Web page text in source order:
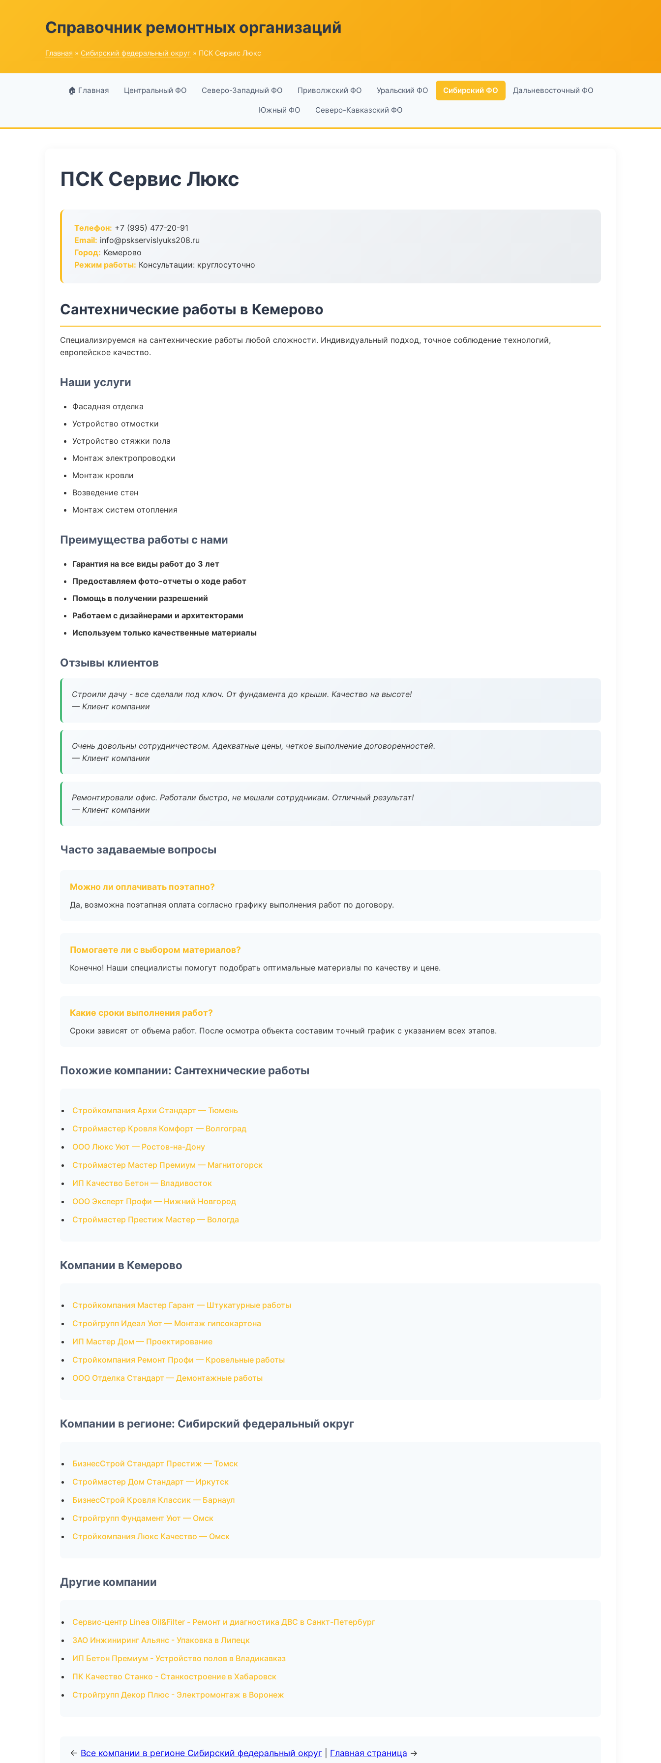
Справочник ремонтных организаций
Главная » Сибирский федеральный округ » ПСК Сервис Люкс
🏠 Главная Центральный ФО Северо-Западный ФО Приволжский ФО Уральский ФО Сибирский ФО Дальневосточный ФО
Южный ФО Северо-Кавказский ФО
ПСК Сервис Люкс
Телефон: +7 (995) 477-20-91
Email: info@pskservislyuks208.ru
Город: Кемерово
Режим работы: Консультации: круглосуточно
Сантехнические работы в Кемерово
Специализируемся на сантехнические работы любой сложности. Индивидуальный подход, точное соблюдение технологий,
европейское качество.
Наши услуги
Фасадная отделка
Устройство отмостки
Устройство стяжки пола
Монтаж электропроводки
Монтаж кровли
Возведение стен
Монтаж систем отопления
Преимущества работы с нами
Гарантия на все виды работ до 3 лет
Предоставляем фото-отчеты о ходе работ
Помощь в получении разрешений
Работаем с дизайнерами и архитекторами
Используем только качественные материалы
Отзывы клиентов
Строили дачу - все сделали под ключ. От фундамента до крыши. Качество на высоте!
— Клиент компании
Очень довольны сотрудничеством. Адекватные цены, четкое выполнение договоренностей.
— Клиент компании
Ремонтировали офис. Работали быстро, не мешали сотрудникам. Отличный результат!
— Клиент компании
Часто задаваемые вопросы
Можно ли оплачивать поэтапно?
Да, возможна поэтапная оплата согласно графику выполнения работ по договору.
Помогаете ли с выбором материалов?
Конечно! Наши специалисты помогут подобрать оптимальные материалы по качеству и цене.
Какие сроки выполнения работ?
Сроки зависят от объема работ. После осмотра объекта составим точный график с указанием всех этапов.
Похожие компании: Сантехнические работы
Стройкомпания Архи Стандарт — Тюмень
Строймастер Кровля Комфорт — Волгоград
ООО Люкс Уют — Ростов-на-Дону
Строймастер Мастер Премиум — Магнитогорск
ИП Качество Бетон — Владивосток
ООО Эксперт Профи — Нижний Новгород
Строймастер Престиж Мастер — Вологда
Компании в Кемерово
Стройкомпания Мастер Гарант — Штукатурные работы
Стройгрупп Идеал Уют — Монтаж гипсокартона
ИП Мастер Дом — Проектирование
Стройкомпания Ремонт Профи — Кровельные работы
ООО Отделка Стандарт — Демонтажные работы
Компании в регионе: Сибирский федеральный округ
БизнесСтрой Стандарт Престиж — Томск
Строймастер Дом Стандарт — Иркутск
БизнесСтрой Кровля Классик — Барнаул
Стройгрупп Фундамент Уют — Омск
Стройкомпания Люкс Качество — Омск
Другие компании
Сервис-центр Linea Oil&Filter - Ремонт и диагностика ДВС в Санкт-Петербург
ЗАО Инжиниринг Альянс - Упаковка в Липецк
ИП Бетон Премиум - Устройство полов в Владикавказ
ПК Качество Станко - Станкостроение в Хабаровск
Стройгрупп Декор Плюс - Электромонтаж в Воронеж
← Все компании в регионе Сибирский федеральный округ Главная страница →